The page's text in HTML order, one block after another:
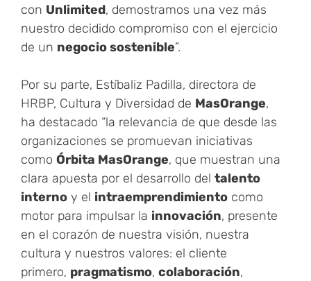
con Unlimited, demostramos una vez más
nuestro decidido compromiso con el ejercicio
de un negocio sostenible”.
Por su parte, Estíbaliz Padilla, directora de
HRBP, Cultura y Diversidad de MasOrange,
ha destacado “la relevancia de que desde las
organizaciones se promuevan iniciativas
como Órbita MasOrange, que muestran una
clara apuesta por el desarrollo del talento
interno y el intraemprendimiento como
motor para impulsar la innovación, presente
en el corazón de nuestra visión, nuestra
cultura y nuestros valores: el cliente
primero, pragmatismo, colaboración,